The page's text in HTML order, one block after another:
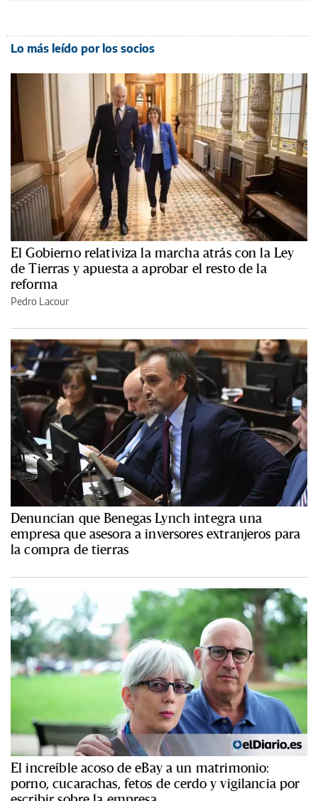
Lo más leído por los socios
El Gobierno relativiza la marcha atrás con la Ley
de Tierras y apuesta a aprobar el resto de la
reforma
Pedro Lacour
Denuncian que Benegas Lynch integra una
empresa que asesora a inversores extranjeros para
la compra de tierras
El increíble acoso de eBay a un matrimonio:
porno, cucarachas, fetos de cerdo y vigilancia por